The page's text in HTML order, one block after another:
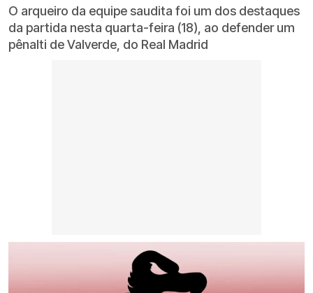
O arqueiro da equipe saudita foi um dos destaques
da partida nesta quarta-feira (18), ao defender um
pênalti de Valverde, do Real Madrid